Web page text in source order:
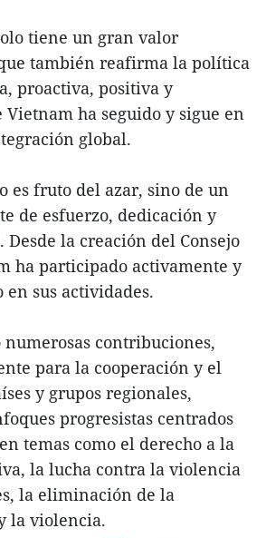
tiene un gran valor
también reafirma la política
proactiva, positiva y
Vietnam ha seguido y sigue en
global.
es fruto del azar, sino de un
de esfuerzo, dedicación y
la creación del Consejo
ha participado activamente y
en sus actividades.
numerosas contribuciones,
para la cooperación y el
y grupos regionales,
progresistas centrados
temas como el derecho a la
la lucha contra la violencia
la eliminación de la
la violencia.